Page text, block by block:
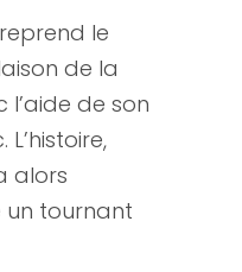
le
de la
l’aide de son
alors
un tournant